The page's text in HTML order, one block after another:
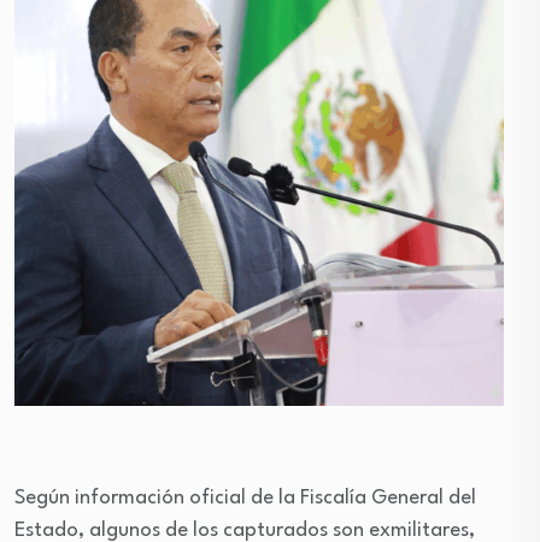
Según información oficial de la Fiscalía General del
Estado, algunos de los capturados son exmilitares,